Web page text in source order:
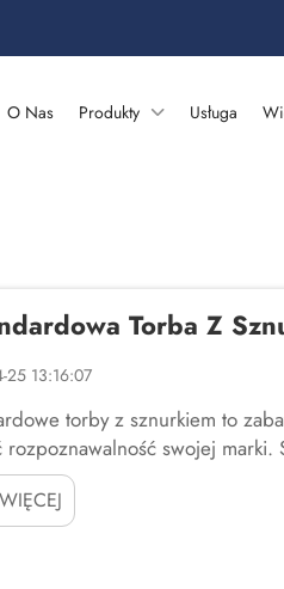
O Nas Produkty Usługa
Torba Z
25 13:16:07
torby z sznurkiem to
rozpoznawalność swojej
nazwę firmy lub jej logo.
więc...